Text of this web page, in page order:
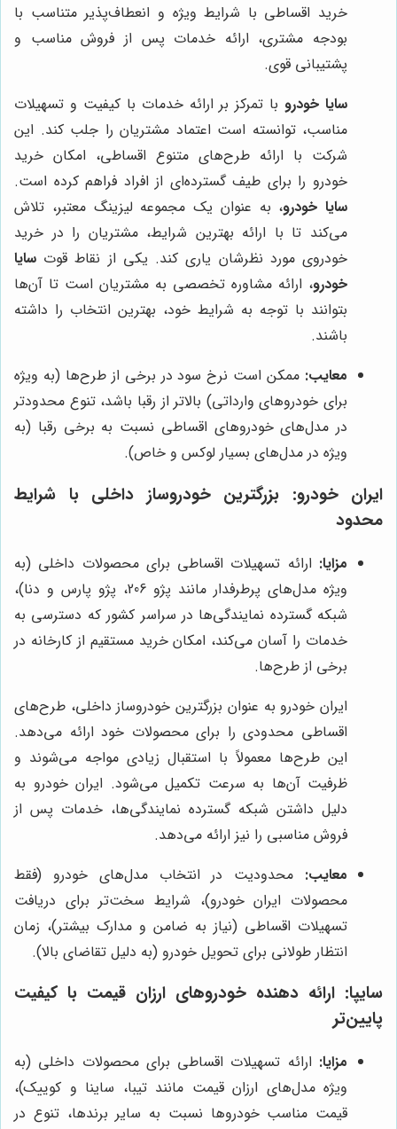
خرید اقساطی با شرایط ویژه و انعطاف‌پذیر متناسب با
بودجه مشتری، ارائه خدمات پس از فروش مناسب و
پشتیبانی قوی.
سایا خودروبا تمرکز بر ارائه خدمات با کیفیت و تسهیلات
مناسب، توانسته است اعتماد مشتریان را جلب کند. این
شرکت با ارائه طرح‌های متنوع اقساطی، امکان خرید
خودرو را برای طیف گسترده‌ای از افراد فراهم کرده است.
سایا خودرو، به عنوان یک مجموعه لیزینگ معتبر، تلاش
می‌کند تا با ارائه بهترین شرایط، مشتریان را در خرید
خودروی مورد نظرشان یاری کند. یکی از نقاط قوت سایا
خودرو، ارائه مشاوره تخصصی به مشتریان است تا آن‌ها
بتوانند با توجه به شرایط خود، بهترین انتخاب را داشته
باشند.
معایب: ممکن است نرخ سود در برخی از طرح‌ها (به ویژه
برای خودروهای وارداتی) بالاتر از رقبا باشد، تنوع محدودتر
در مدل‌های خودروهای اقساطی نسبت به برخی رقبا (به
ویژه در مدل‌های بسیار لوکس و خاص).
ایران خودرو: بزرگترین خودروساز داخلی با شرایط
محدود
مزایا: ارائه تسهیلات اقساطی برای محصولات داخلی (به
ویژه مدل‌های پرطرفدار مانند پژو 206، پژو پارس و دنا)،
شبکه گسترده نمایندگی‌ها در سراسر کشور که دسترسی به
خدمات را آسان می‌کند، امکان خرید مستقیم از کارخانه در
برخی از طرح‌ها.
ایران خودرو به عنوان بزرگترین خودروساز داخلی، طرح‌های
اقساطی محدودی را برای محصولات خود ارائه می‌دهد.
این طرح‌ها معمولاً با استقبال زیادی مواجه می‌شوند و
ظرفیت آن‌ها به سرعت تکمیل می‌شود. ایران خودرو به
دلیل داشتن شبکه گسترده نمایندگی‌ها، خدمات پس از
فروش مناسبی را نیز ارائه می‌دهد.
معایب: محدودیت در انتخاب مدل‌های خودرو (فقط
محصولات ایران خودرو)، شرایط سخت‌تر برای دریافت
تسهیلات اقساطی (نیاز به ضامن و مدارک بیشتر)، زمان
انتظار طولانی برای تحویل خودرو (به دلیل تقاضای بالا).
سایپا: ارائه دهنده خودروهای ارزان قیمت با کیفیت
پایین‌تر
مزایا: ارائه تسهیلات اقساطی برای محصولات داخلی (به
ویژه مدل‌های ارزان قیمت مانند تیبا، ساینا و کوییک)،
قیمت مناسب خودروها نسبت به سایر برندها، تنوع در